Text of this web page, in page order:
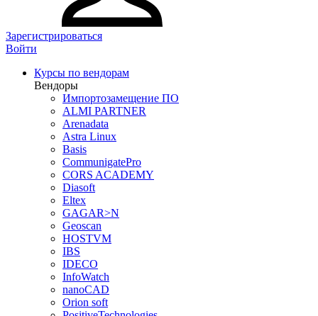
Зарегистрироваться
Войти
Курсы по вендорам
Вендоры
Импортозамещение ПО
ALMI PARTNER
Arenadata
Astra Linux
Basis
CommunigatePro
CORS ACADEMY
Diasoft
Eltex
GAGAR>N
Geoscan
HOSTVM
IBS
IDECO
InfoWatch
nanoCAD
Orion soft